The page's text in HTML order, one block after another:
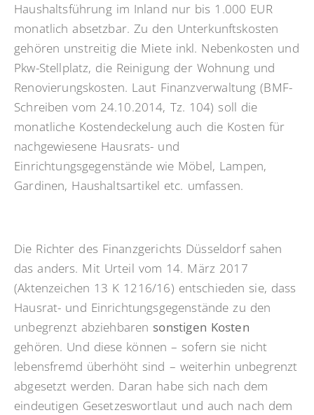
Haushaltsführung im Inland nur bis 1.000 EUR
monatlich absetzbar. Zu den Unterkunftskosten
gehören unstreitig die Miete inkl. Nebenkosten und
Pkw-Stellplatz, die Reinigung der Wohnung und
Renovierungskosten. Laut Finanzverwaltung (BMF-
Schreiben vom 24.10.2014, Tz. 104) soll die
monatliche Kostendeckelung auch die Kosten für
nachgewiesene Hausrats- und
Einrichtungsgegenstände wie Möbel, Lampen,
Gardinen, Haushaltsartikel etc. umfassen.
Die Richter des Finanzgerichts Düsseldorf sahen
das anders. Mit Urteil vom 14. März 2017
(Aktenzeichen 13 K 1216/16) entschieden sie, dass
Hausrat- und Einrichtungsgegenstände zu den
unbegrenzt abziehbaren sonstigen Kosten
gehören. Und diese können – sofern sie nicht
lebensfremd überhöht sind – weiterhin unbegrenzt
abgesetzt werden. Daran habe sich nach dem
eindeutigen Gesetzeswortlaut und auch nach dem